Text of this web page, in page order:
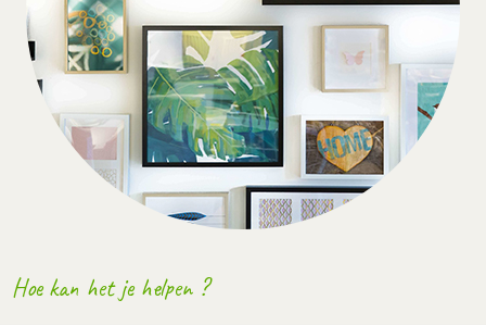
Hoe kan het je helpen ?